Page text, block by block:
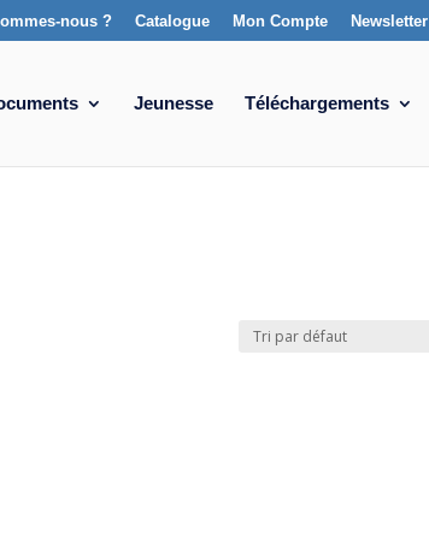
nous ? Catalogue Mon Compte Newsletter
Jeunesse Téléchargements